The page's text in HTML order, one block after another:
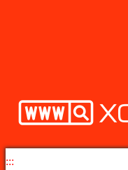
:::